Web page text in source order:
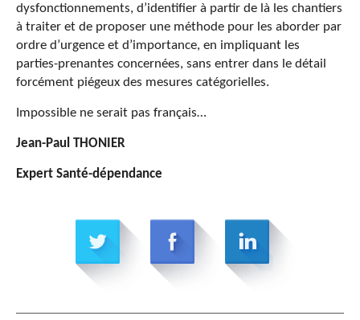
dysfonctionnements, d’identifier à partir de là les chantiers
à traiter et de proposer une méthode pour les aborder par
ordre d’urgence et d’importance, en impliquant les
parties-prenantes concernées, sans entrer dans le détail
forcément piégeux des mesures catégorielles.
Impossible ne serait pas français…
Jean-Paul THONIER
Expert Santé-dépendance